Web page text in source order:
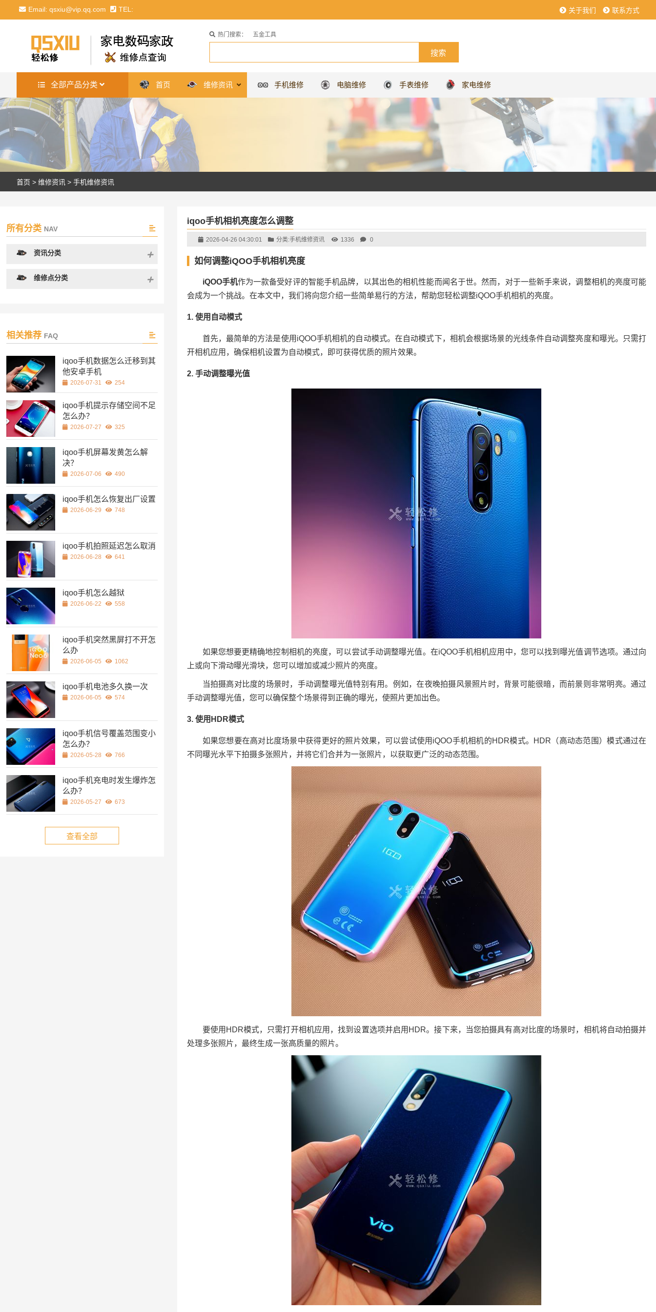
Email: qsxiu@vip.qq.com TEL: 关于我们 联系方式
热门搜索： 五金工具
全部产品分类 首页 维修资讯 手机维修 电脑维修 手表维修 家电维修
首页 > 维修资讯 > 手机维修资讯
iqoo手机相机亮度怎么调整
2026-04-26 04:30:01 分类:手机维修资讯 1336 0
如何调整iQOO手机相机亮度
iQOO手机作为一款备受好评的智能手机品牌，以其出色的相机性能而闻名于世。然而，对于一些新手来说，调整相机的亮度可能
会成为一个挑战。在本文中，我们将向您介绍一些简单易行的方法，帮助您轻松调整iQOO手机相机的亮度。
1. 使用自动模式
首先，最简单的方法是使用iQOO手机相机的自动模式。在自动模式下，相机会根据场景的光线条件自动调整亮度和曝光。只需打
开相机应用，确保相机设置为自动模式，即可获得优质的照片效果。
2. 手动调整曝光值
如果您想要更精确地控制相机的亮度，可以尝试手动调整曝光值。在iQOO手机相机应用中，您可以找到曝光值调节选项。通过向
上或向下滑动曝光滑块，您可以增加或减少照片的亮度。
当拍摄高对比度的场景时，手动调整曝光值特别有用。例如，在夜晚拍摄风景照片时，背景可能很暗，而前景则非常明亮。通过
手动调整曝光值，您可以确保整个场景得到正确的曝光，使照片更加出色。
3. 使用HDR模式
如果您想要在高对比度场景中获得更好的照片效果，可以尝试使用iQOO手机相机的HDR模式。HDR（高动态范围）模式通过在
不同曝光水平下拍摄多张照片，并将它们合并为一张照片，以获取更广泛的动态范围。
要使用HDR模式，只需打开相机应用，找到设置选项并启用HDR。接下来，当您拍摄具有高对比度的场景时，相机将自动拍摄并
处理多张照片，最终生成一张高质量的照片。
所有分类 NAV
资讯分类
维修点分类
相关推荐 FAQ
iqoo手机数据怎么迁移到其
他安卓手机
2026-07-31 254
iqoo手机提示存储空间不足
怎么办？
2026-07-27 325
iqoo手机屏幕发黄怎么解
决？
2026-07-06 490
iqoo手机怎么恢复出厂设置
2026-06-29 748
iqoo手机拍照延迟怎么取消
2026-06-28 641
iqoo手机怎么越狱
2026-06-22 558
iqoo手机突然黑屏打不开怎
么办
2026-06-05 1062
iqoo手机电池多久换一次
2026-06-05 574
iqoo手机信号覆盖范围变小
怎么办？
2026-05-28 766
iqoo手机充电时发生爆炸怎
么办？
2026-05-27 673
查看全部